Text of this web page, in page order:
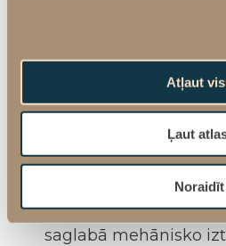
Atļaut
Ļaut
Noraidīt
un operācijas
vairākiem mēnešiem.
diegi var palīdzēt
jo izpaliek šuvju
un tos visbiežāk
slāņu nostiprināšanai.
Parastie diegi:
saglabā mehānisko